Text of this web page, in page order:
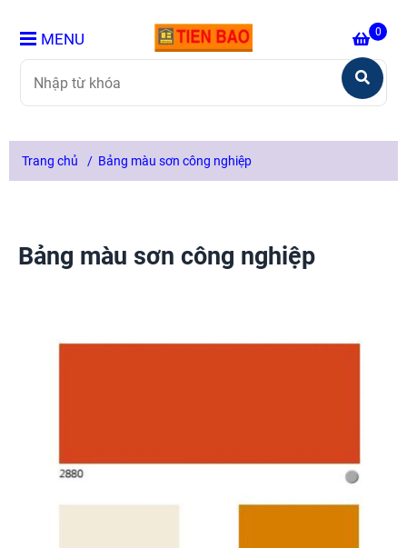
0
MENU
Trang chủ / Bảng màu sơn công nghiệp
Bảng màu sơn công nghiệp